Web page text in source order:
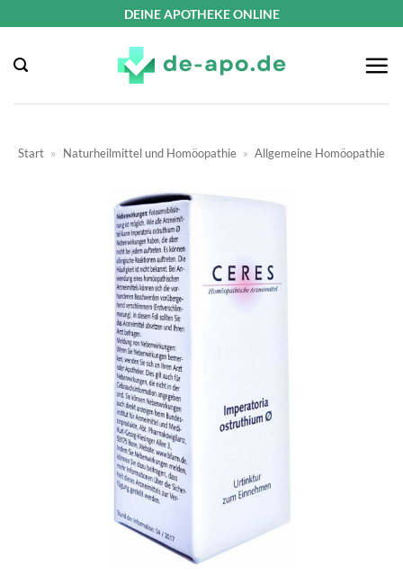
springen
DEINE APOTHEKE ONLINE
Start » Naturheilmittel und Homöopathie » Allgemeine Homöopathie